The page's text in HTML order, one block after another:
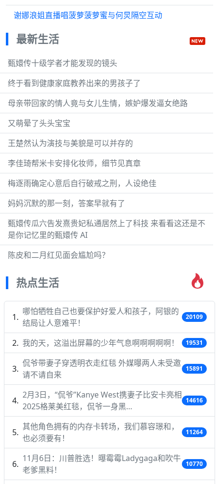
谢娜浪姐直播唱菠萝菠萝蜜与何炅隔空互动
最新生活
甄嬛传十级学者才能发现的镜头
终于看到健康家庭教养出来的男孩子了
母亲带回家的情人竟与女儿生情，嫉妒爆发逼女绝路
又萌晕了头头宝宝
王楚然认为演技与美貌是可以并存的
李佳琦帮米卡安排化妆师，细节见真章
梅逐雨确定心意后自行破戒之刑，人设绝佳
妈妈沉默的那一刻，答案早就有了
甄嬛传瓜六告发熹贵妃私通居然上了科技 来看看这还是不
是你记忆里的甄嬛传 AI
陈皮和二月红见面会尴尬吗？
热点生活
哪怕牺牲自己也要保护好爱人和孩子，阿银的
结局让人意难平！
20109
我的天，这溢出屏幕的少年气息啊啊啊啊啊！ 19531
侃爷带妻子穿透明衣走红毯 外媒曝两人未受邀
请不请自来
15891
2月3日，“侃爷”Kanye West携妻子比安卡亮相
2025格莱美红毯，侃爷一身黑…
14616
其他角色拥有的内存卡转场，我们慕容璟和，
也必须要有！
11264
11月6日：川普胜选！曝霉霉Ladygaga和吹牛
老爹黑料！
10770